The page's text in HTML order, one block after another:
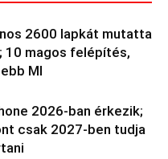
2600 lapkát mutatta
10 magos felépítés,
MI
2026-ban érkezik;
csak 2027-ben tudja